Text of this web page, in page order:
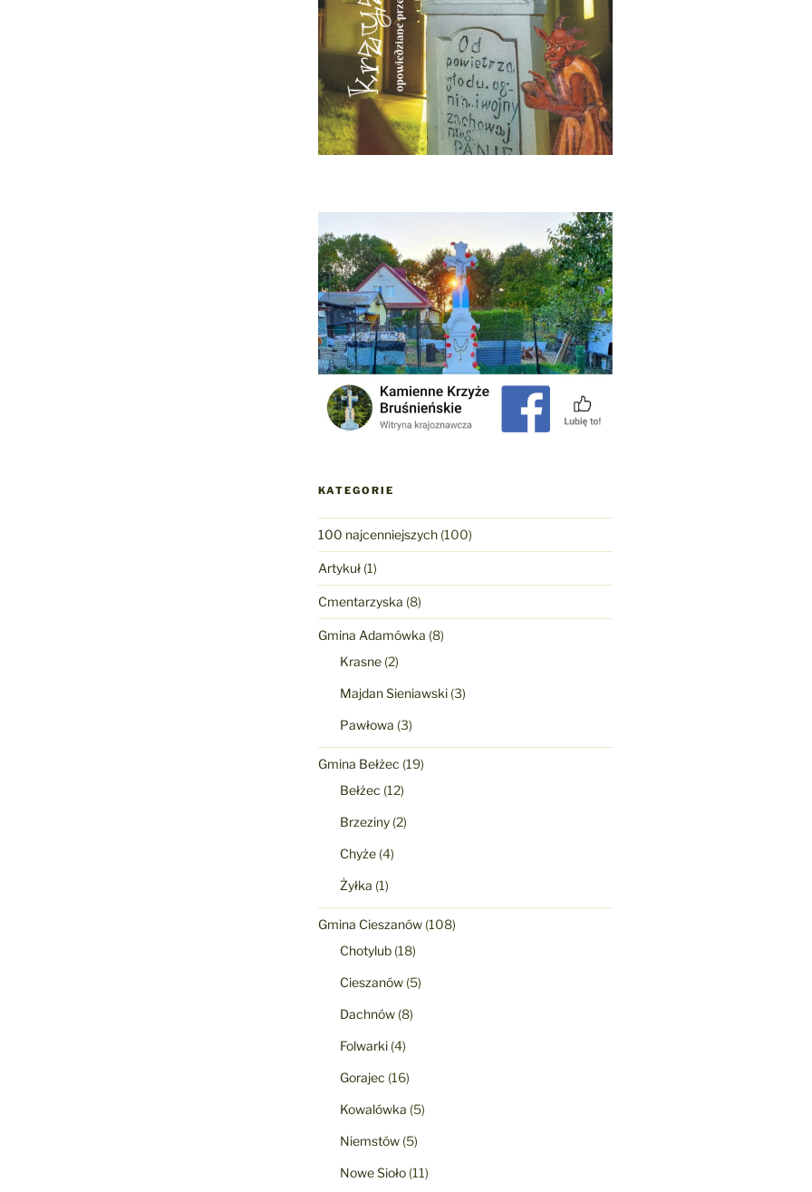
KATEGORIE
100 najcenniejszych(100)
Artykuł(1)
Cmentarzyska (8)
Gmina Adamówka (8)
Krasne(2)
Majdan Sieniawski(3)
Pawłowa (3)
Gmina Bełżec (19)
Bełżec (12)
Brzeziny(2)
Chyże(4)
Żyłka (1)
Gmina Cieszanów(108)
Chotylub(18)
Cieszanów(5)
Dachnów(8)
Folwarki(4)
Gorajec (16)
Kowalówka (5)
Niemstów(5)
Nowe Sioło(11)